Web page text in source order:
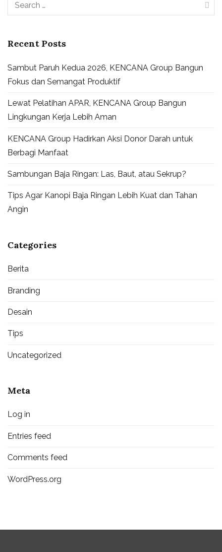
Recent Posts
Sambut Paruh Kedua 2026, KENCANA Group Bangun
Fokus dan Semangat Produktif
Lewat Pelatihan APAR, KENCANA Group Bangun
Lingkungan Kerja Lebih Aman
KENCANA Group Hadirkan Aksi Donor Darah untuk
Berbagi Manfaat
Sambungan Baja Ringan: Las, Baut, atau Sekrup?
Tips Agar Kanopi Baja Ringan Lebih Kuat dan Tahan
Angin
Categories
Berita
Branding
Desain
Tips
Uncategorized
Meta
Log in
Entries feed
Comments feed
WordPress.org